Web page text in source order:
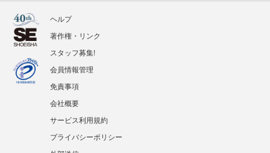
ヘルプ
著作権・リンク
スタッフ募集!
会員情報管理
免責事項
会社概要
サービス利用規約
プライバシーポリシー